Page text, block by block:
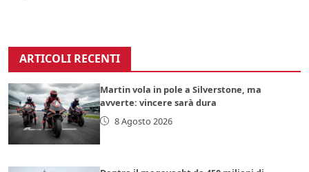
ARTICOLI RECENTI
Martin vola in pole a Silverstone, ma
avverte: vincere sarà dura
8 Agosto 2026